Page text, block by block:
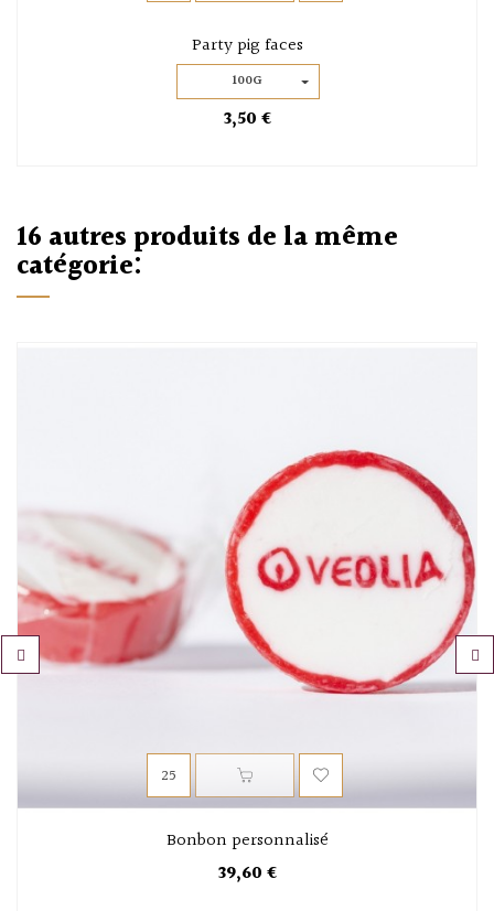
Party pig faces
100G
3,50 €
16 autres produits de la même
catégorie:
Bonbon personnalisé
39,60 €
›